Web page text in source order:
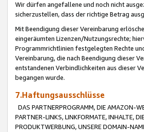
Wir dürfen angefallene und noch nicht
sicherzustellen, dass der richtige Betrag
Mit Beendigung dieser Vereinbarung
eingeräumten Lizenzen/Nutzungsrechte;
Programmrichtlinien festgelegten Rechte
Vereinbarung, die nach Beendigung dieser
entstandenen Verbindlichkeiten aus dieser
begangen wurde.
7.Haftungsausschlüsse
DAS PARTNERPROGRAMM, DIE AMAZON-
PARTNER-LINKS, LINKFORMATE, INHALTE,
PRODUKTWERBUNG, UNSERE DOMAIN-